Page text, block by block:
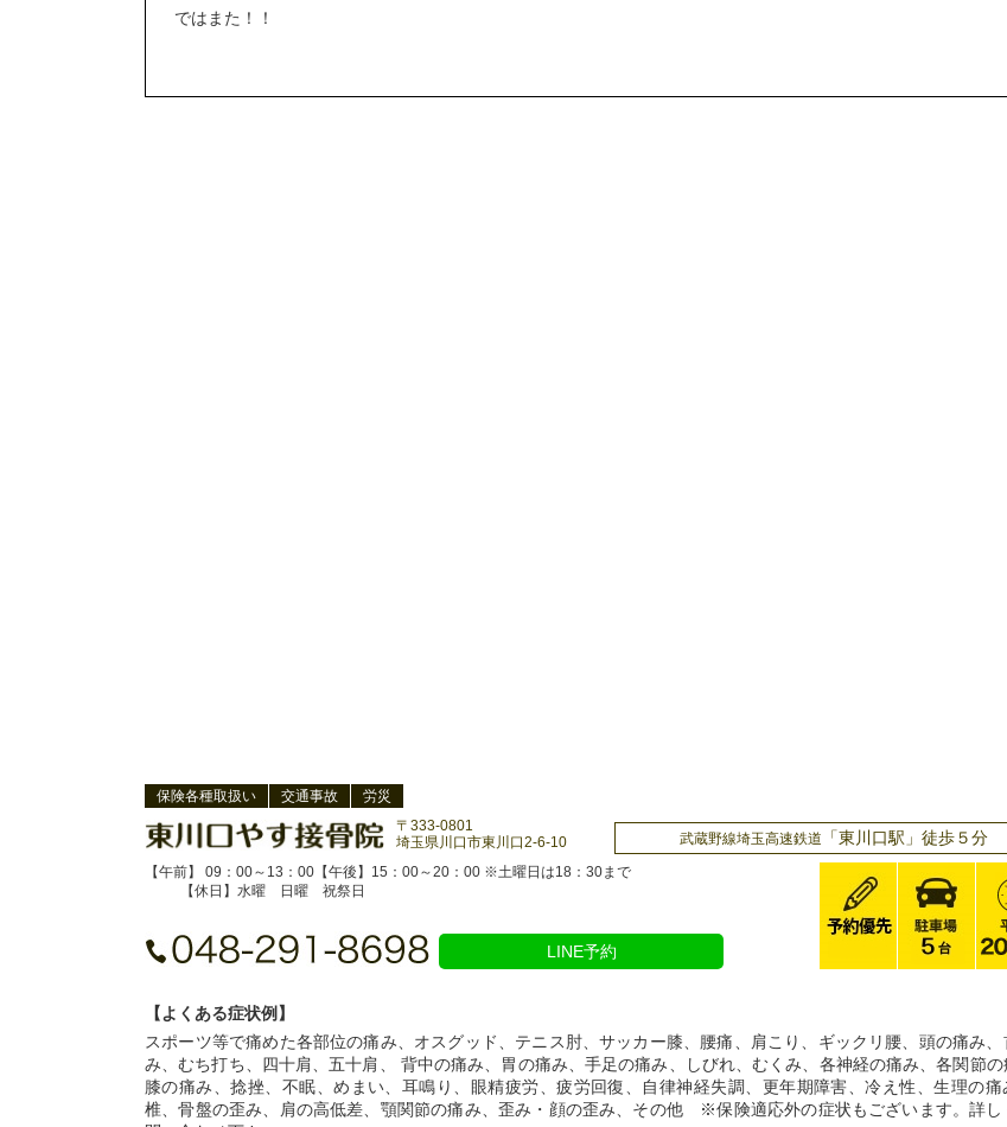
ではまた！！
保険各種取扱い 交通事故
労災
〒333-0801
埼玉県川口市東川口2-6-10
【午前】 09：00～13：00【午後】15：00～20：00 ※土曜日は18：30まで
【休日】水曜 日曜 祝祭日
武蔵野線埼玉高速鉄道 「東川口駅」徒歩５分
LINE予約
【よくある症状例】
スポーツ等で痛めた各部位の痛み、オスグッド、テニス肘、サッカー膝、腰痛、肩こり、ギックリ腰、頭の痛み、
み、むち打ち、四十肩、五十肩、 背中の痛み、胃の痛み、手足の痛み、しびれ、むくみ、各神経の痛み、各関節の
膝の痛み、捻挫、不眠、めまい、耳鳴り、眼精疲労、疲労回復、自律神経失調、更年期障害、冷え性、生理の痛
椎、骨盤の歪み、肩の高低差、顎関節の痛み、歪み・顔の歪み、その他 ※保険適応外の症状もございます。詳し